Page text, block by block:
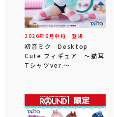
2026年6 月中旬 登場
初音ミク Desktop
Cute フィギュア ～猫耳
Tシャツver.～